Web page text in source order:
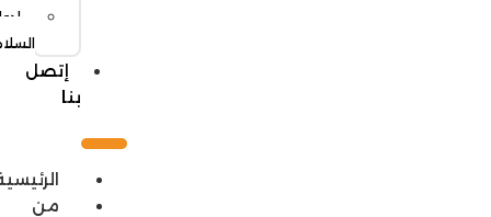
ادوات
السلامة
إتصل
الرئيسية
من